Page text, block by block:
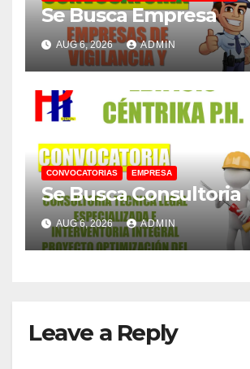
Se Busca Empresa
AUG 6, 2026 ADMIN
CONVOCATORIAS EMPRESA
Se Busca Consultoria
AUG 6, 2026 ADMIN
Leave a Reply